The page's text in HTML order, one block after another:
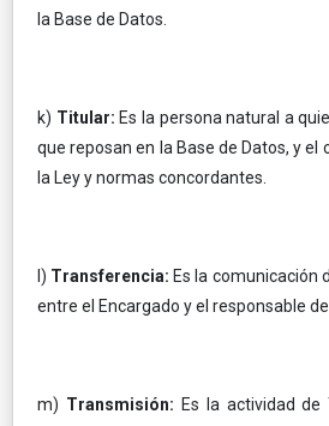
la Base de Datos.
k) Titular: Es la persona natural a
que reposan en la Base de Datos, y el
la Ley y normas concordantes.
l) Transferencia: Es la comunicación
entre el Encargado y el responsable
m) Transmisión: Es la actividad